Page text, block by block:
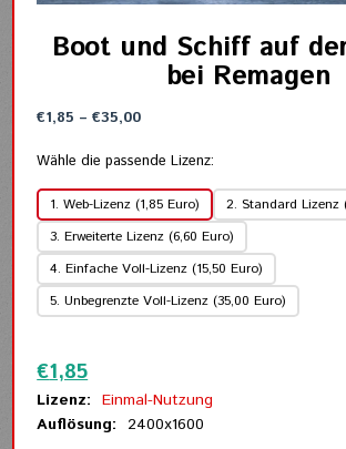
Boot und Schiff auf
bei Remagen
€1,85 –€35,00Preisspanne:
bis
€35,00
Wähle die passende Lizenz:
1. Web-Lizenz (1,85 Euro)
2. Standard Lizenz
3. Erweiterte Lizenz (6,60 Euro)
4. Einfache Voll-Lizenz (15,50 Euro)
5. Unbegrenzte Voll-Lizenz (35,00 Euro)
€1,85
Lizenz: Einmal-Nutzung
Auflösung: 2400x1600